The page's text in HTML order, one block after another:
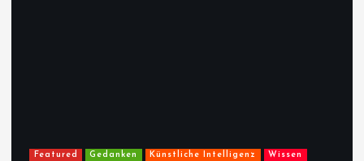
Featured Gedanken Künstliche Intelligenz Wissen